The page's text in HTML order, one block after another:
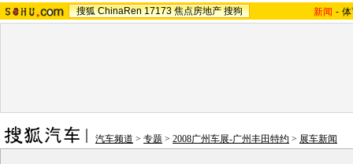
搜狐 ChinaRen 17173 焦点房地产 搜狗 新闻 -
汽车频道 > 专题 > 2008广州车展-广州丰田特约 > 展车新闻